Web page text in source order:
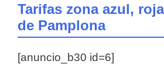
Tarifas zona azul,
de Pamplona
[anuncio_b30 id=6]